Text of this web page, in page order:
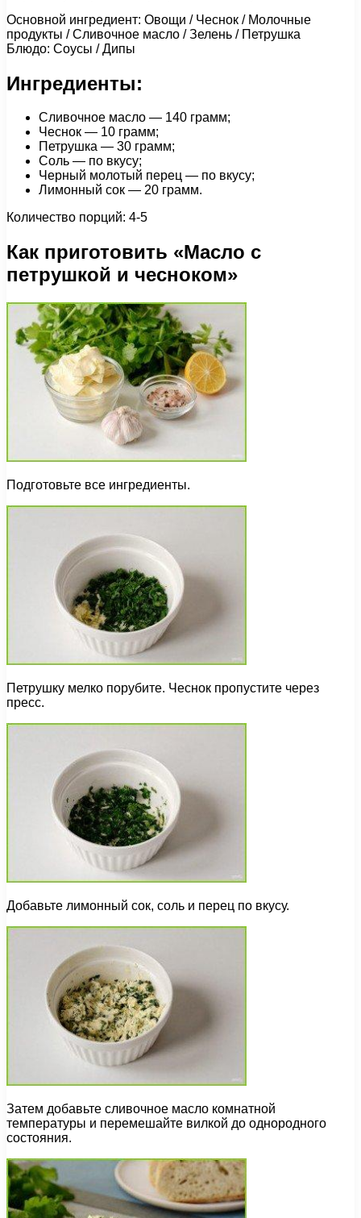
Основной ингредиент: Овощи / Чеснок / Молочные
продукты / Сливочное масло / Зелень / Петрушка
Блюдо: Соусы / Дипы
Ингредиенты:
Сливочное масло — 140 грамм;
Чеснок — 10 грамм;
Петрушка — 30 грамм;
Соль — по вкусу;
Черный молотый перец — по вкусу;
Лимонный сок — 20 грамм.
Количество порций: 4-5
Как приготовить «Масло с
петрушкой и чесноком»
Подготовьте все ингредиенты.
Петрушку мелко порубите. Чеснок пропустите через
пресс.
Добавьте лимонный сок, соль и перец по вкусу.
Затем добавьте сливочное масло комнатной
температуры и перемешайте вилкой до однородного
состояния.